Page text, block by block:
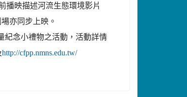
播映描述河流生態環境影片
亦同步上映。
紀念小禮物之活動，活動詳情
http://cfpp.nmns.edu.tw/